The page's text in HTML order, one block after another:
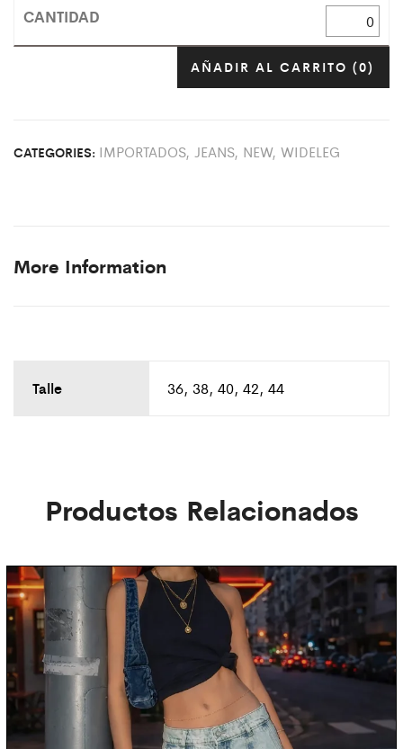
AÑADIR AL CARRITO (0)
CATEGORIES: IMPORTADOS, JEANS, NEW, WIDELEG
More Information
Talle 36, 38, 40, 42, 44
Productos Relacionados